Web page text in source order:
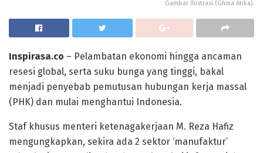
Gambar Ilustrasi (Ghina Atika).
Inspirasa.co – Pelambatan ekonomi hingga ancaman
resesi global, serta suku bunga yang tinggi, bakal
menjadi penyebab pemutusan hubungan kerja massal
(PHK) dan mulai menghantui Indonesia.
Staf khusus menteri ketenagakerjaan M. Reza Hafiz
mengungkapkan, sekira ada 2 sektor ‘manufaktur’